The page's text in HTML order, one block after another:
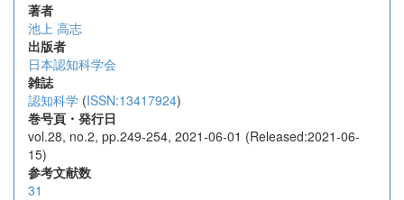
著者
池上 高志
出版者
日本認知科学会
雑誌
認知科学 (ISSN:13417924)
巻号頁・発行日
vol.28, no.2, pp.249-254, 2021-06-01 (Released:2021-06-
15)
参考文献数
31